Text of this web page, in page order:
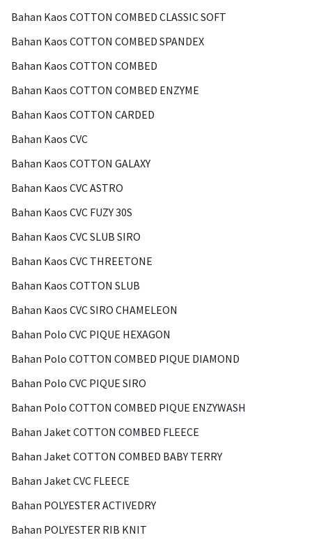
Bahan Kaos COTTON COMBED CLASSIC SOFT
Bahan Kaos COTTON COMBED SPANDEX
Bahan Kaos COTTON COMBED
Bahan Kaos COTTON COMBED ENZYME
Bahan Kaos COTTON CARDED
Bahan Kaos CVC
Bahan Kaos COTTON GALAXY
Bahan Kaos CVC ASTRO
Bahan Kaos CVC FUZY 30S
Bahan Kaos CVC SLUB SIRO
Bahan Kaos CVC THREETONE
Bahan Kaos COTTON SLUB
Bahan Kaos CVC SIRO CHAMELEON
Bahan Polo CVC PIQUE HEXAGON
Bahan Polo COTTON COMBED PIQUE DIAMOND
Bahan Polo CVC PIQUE SIRO
Bahan Polo COTTON COMBED PIQUE ENZYWASH
Bahan Jaket COTTON COMBED FLEECE
Bahan Jaket COTTON COMBED BABY TERRY
Bahan Jaket CVC FLEECE
Bahan POLYESTER ACTIVEDRY
Bahan POLYESTER RIB KNIT